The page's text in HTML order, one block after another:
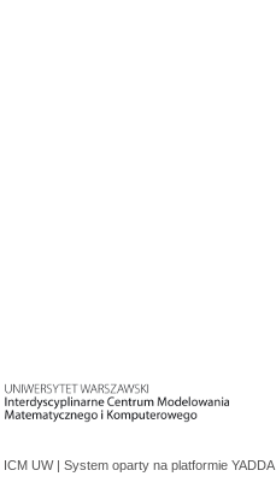
ICM UW | System oparty na platformie YADDA